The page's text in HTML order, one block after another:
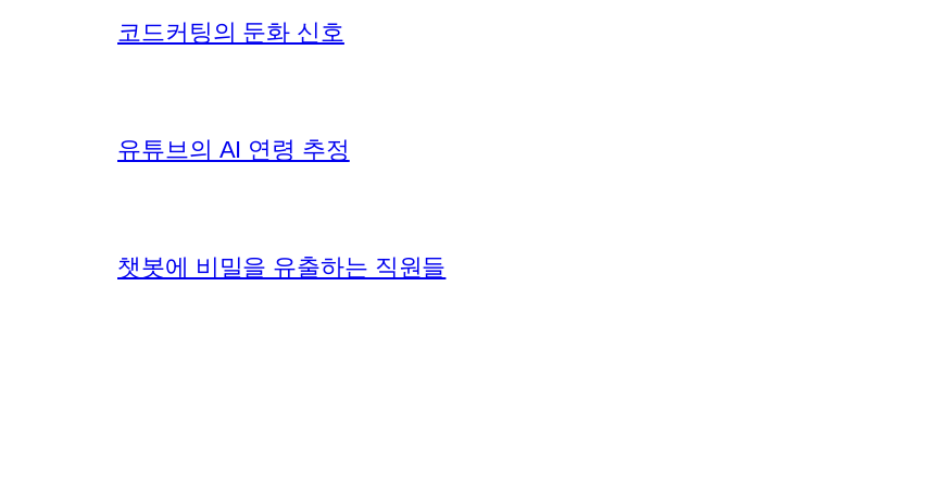
코드커팅의 둔화 신호
유튜브의 AI 연령 추정
챗봇에 비밀을 유출하는 직원들